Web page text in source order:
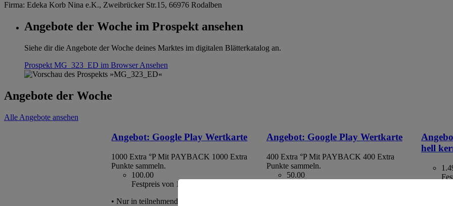
Firma: Edeka Korb Nina e.K., Zweibrücker Str.15, 66976 Rodalben
Angebote der Woche im Prospekt ansehen
Siehe dir die Angebote der Woche deines Marktes im digitalen Blätterkatalog an.
Prospekt MG_323_ED im BrowserAnsehen
Angebote der Woche
Alle Angebote ansehen
Angebot: Google Play Wertkarte
1000 Extra °P Mit PAYBACK 1000 Extra
Punkte sammeln.
100.00
Festpreis von 100.00€
• Nur in teilnehmenden Märkten erhältlich
Angebot: Google Play Wertkarte
400 Extra °P Mit PAYBACK 400 Extra
Punkte sammeln.
50.00
hell
aus